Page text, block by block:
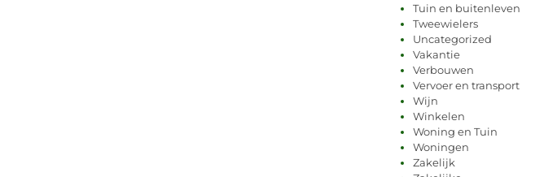
Tuin en buitenleven
Tweewielers
Uncategorized
Vakantie
Verbouwen
Vervoer en transport
Wijn
Winkelen
Woning en Tuin
Woningen
Zakelijk